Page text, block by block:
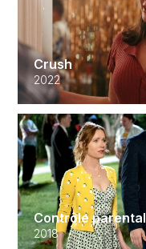
Crush
2022
Contrôle parental
2018